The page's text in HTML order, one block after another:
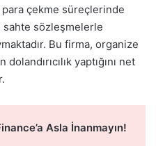
çekme süreçlerinde
sahte sözleşmelerle
Bu firma, organize
yaptığını net
Asla İnanmayın!